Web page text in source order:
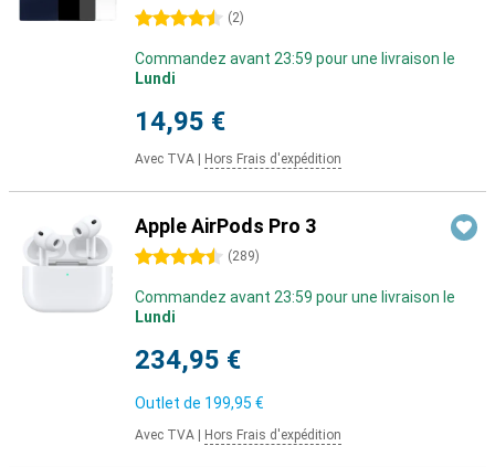
4.5 étoiles (2)
Commandez avant 23:59 pour une livraison le
Lundi
14,95 €
Avec TVA Hors Frais d'expédition
Apple AirPods Pro 3
4.5 étoiles (289)
Commandez avant 23:59 pour une livraison le
Lundi
234,95 €
Outlet de 199,95 €
Avec TVA Hors Frais d'expédition